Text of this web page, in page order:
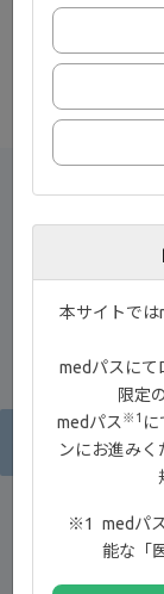
新着コン
IBD患者
とジセレ
本サイトでは
medパスにて
限定
medパス※1
ンにお進み
medパ
能な「